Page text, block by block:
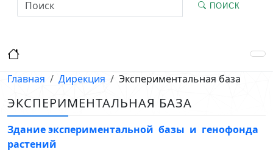
ПОИСК
Главная Дирекция Экспериментальная база
ЭКСПЕРИМЕНТАЛЬНАЯ БАЗА
Здание экспериментальной базы и генофонда
растений